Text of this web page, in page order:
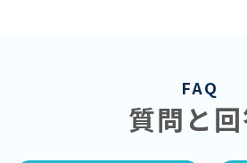
FAQ
質問と